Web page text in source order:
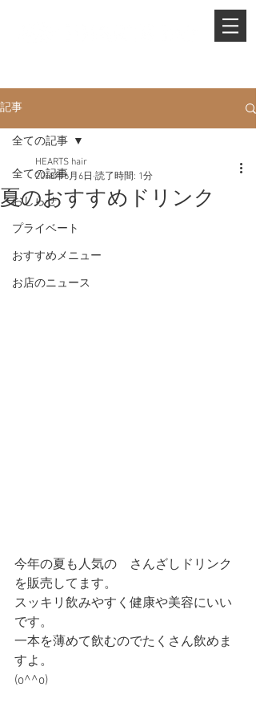
記事
全ての記事
おしらせ
プライベート
おすすめメニュー
お店のニュース
全ての記事
夏のおすすめドリンク
HEARTS hair
2018年6月6日 読了時間: 1分
今年の夏も人気の    さんざしドリンク
を販売してます。
スッキリ飲みやすく健康や美容にいい
です。
一本を薄めて飲むのでたくさん飲めま
すよ。
(o^^o)